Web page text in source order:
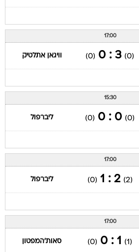
17:00
(0)
3 : 0
(0) וויגאן אתלטיק
15:30
(0)
0 : 0
(0) ליברפול
17:00
(2)
2 : 1
(0) ליברפול
17:00
(1)
1 : 0
(0) סאות'המפטון